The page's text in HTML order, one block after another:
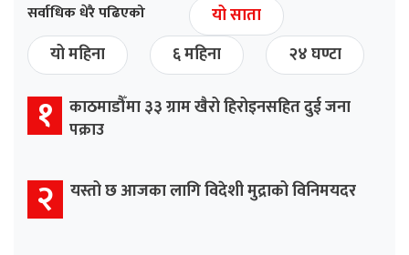
सर्वाधिक धेरै पढिएको
यो साता
यो महिना
६ महिना २४ घण्टा
१ काठमाडौँमा ३३ ग्राम खैरो हिरोइनसहित दुई जना
पक्राउ
२ यस्तो छ आजका लागि विदेशी मुद्राको विनिमयदर